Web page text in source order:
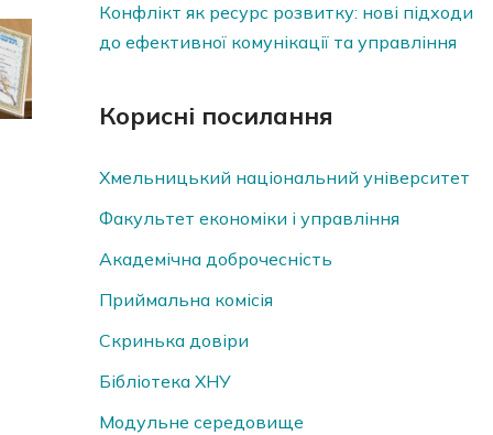
Конфлікт як ресурс розвитку: нові підходи
до ефективної комунікації та управління
Корисні посилання
Хмельницький національний університет
Факультет економіки і управління
Академічна доброчесність
Приймальна комісія
Скринька довiри
Бібліотека ХНУ
Модульне середовище